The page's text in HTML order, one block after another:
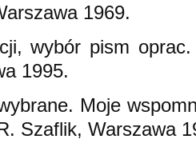
1969.
wybór pism
1995.
Moje
Szaflik, Warszawa